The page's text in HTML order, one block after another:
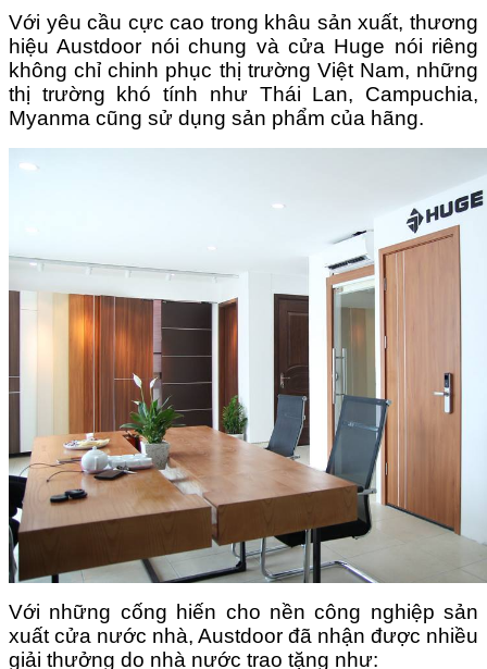
Với yêu cầu cực cao trong khâu sản xuất, thương
hiệu Austdoor nói chung và cửa Huge nói riêng
không chỉ chinh phục thị trường Việt Nam, những
thị trường khó tính như Thái Lan, Campuchia,
Myanma cũng sử dụng sản phẩm của hãng.
Với những cống hiến cho nền công nghiệp sản
xuất cửa nước nhà, Austdoor đã nhận được nhiều
giải thưởng do nhà nước trao tặng như: